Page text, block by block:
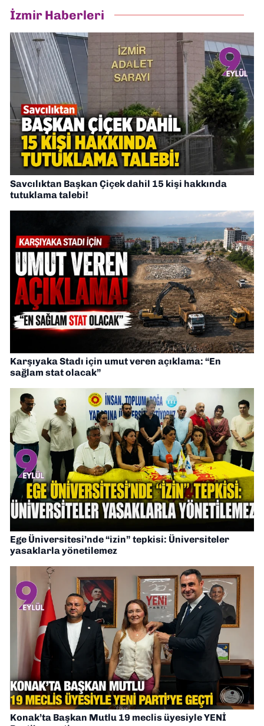
İzmir Haberleri
Savcılıktan Başkan Çiçek dahil 15 kişi hakkında
tutuklama talebi!
Karşıyaka Stadı için umut veren açıklama: “En
sağlam stat olacak”
Ege Üniversitesi’nde “izin” tepkisi: Üniversiteler
yasaklarla yönetilemez
Konak’ta Başkan Mutlu 19 meclis üyesiyle YENİ